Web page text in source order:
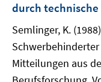
durch
Semlinger, K.
Mitteilungen aus